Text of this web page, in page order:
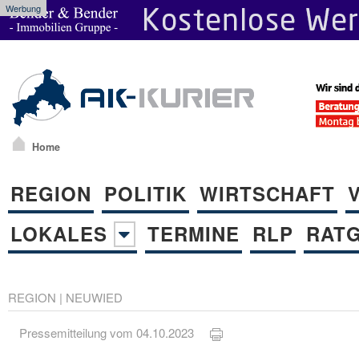
Werbung
Home
REGION POLITIK WIRTSCHAFT
LOKALES
TERMINE RLP
REGION | NEUWIED
Pressemitteilung vom 04.10.2023